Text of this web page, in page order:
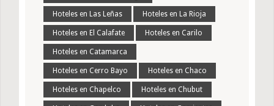
Hoteles en Las Leñas Hoteles en La Rioja
Hoteles en El Calafate Hoteles en Carilo
Hoteles en Catamarca
Hoteles en Cerro Bayo Hoteles en Chaco
Hoteles en Chapelco Hoteles en Chubut